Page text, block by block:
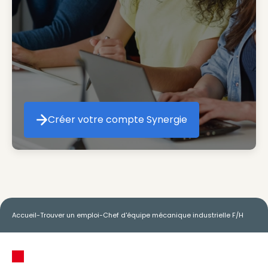
Créer votre compte Synergie
Créer votre compte Synergie
Accueil-Trouver un emploi-Chef d'équipe mécanique industrielle F/H